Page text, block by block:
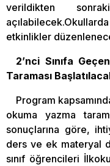
verildikten
etkinlikler
2’nci Sınıfa
Taraması
Program
okuma yazma
sonuçlarına göre,
ders ve ek materyal
sınıf öğrencileri